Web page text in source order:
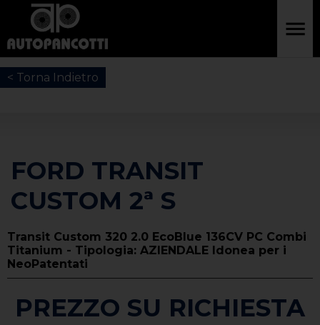
< Torna Indietro
FORD TRANSIT
CUSTOM 2ª S
Transit Custom 320 2.0 EcoBlue 136CV PC Combi
Titanium - Tipologia: AZIENDALE Idonea per i
NeoPatentati
PREZZO SU RICHIESTA